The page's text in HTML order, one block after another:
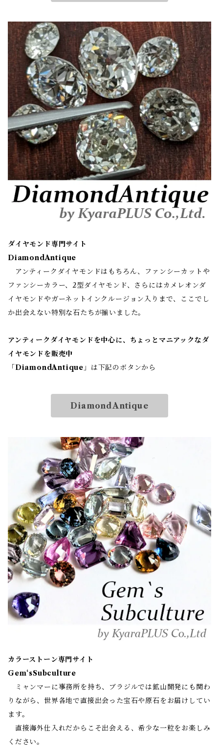
ダイヤモンド専門サイト
DiamondAntique
アンティークダイヤモンドはもちろん、ファンシーカットや
ファンシーカラー、2型ダイヤモンド、さらにはカメレオンダ
イヤモンドやガーネットインクルージョン入りまで、ここでし
か出会えない特別な石たちが揃いました。
アンティークダイヤモンドを中心に、ちょっとマニアックなダ
イヤモンドを販売中
「 DiamondAntique 」は下記のボタンから
DiamondAntique
カラーストーン専門サイト
Gem‘sSubculture
ミャンマーに事務所を持ち、ブラジルでは鉱山開発にも関わ
りながら、世界各地で直接出会った宝石や原石をお届けしてい
ます。
直接海外仕入れだからこそ出会える、希少な一粒をお楽しみ
ください。